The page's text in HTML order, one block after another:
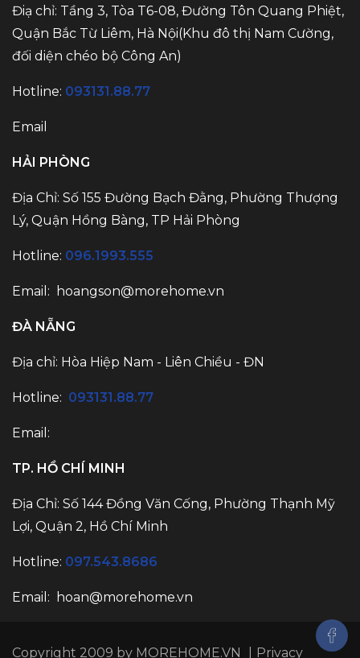
Điạ chỉ: Tầng 3, Tòa T6-08, Đường Tôn Quang Phiệt,
Quận Bắc Từ Liêm, Hà Nội(Khu đô thị Nam Cường,
đối diện chéo bộ Công An)
Hotline: 093131.88.77
Email
HẢI PHÒNG
Địa Chỉ: Số 155 Đường Bạch Đằng, Phường Thượng
Lý, Quận Hồng Bàng, TP Hải Phòng
Hotline: 096.1993.555
Email: hoangson@morehome.vn
ĐÀ NẴNG
Địa chỉ: Hòa Hiệp Nam - Liên Chiều - ĐN
Hotline: 093131.88.77
Email:
TP. HỒ CHÍ MINH
Địa Chỉ: Số 144 Đồng Văn Cống, Phường Thạnh Mỹ
Lợi, Quận 2, Hồ Chí Minh
Hotline: 097.543.8686
Email: hoan@morehome.vn
Copyright 2009 by MOREHOME.VN Privacy